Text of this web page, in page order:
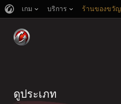
เกม บริการ ร้านของขวัญ
ดูประเภท